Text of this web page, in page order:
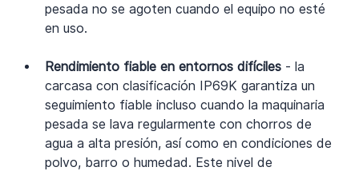
pesada no se agoten cuando el equipo no esté
en uso.
Rendimiento fiable en entornos difíciles - la
carcasa con clasificación IP69K garantiza un
seguimiento fiable incluso cuando la maquinaria
pesada se lava regularmente con chorros de
agua a alta presión, así como en condiciones de
polvo, barro o humedad. Este nivel de